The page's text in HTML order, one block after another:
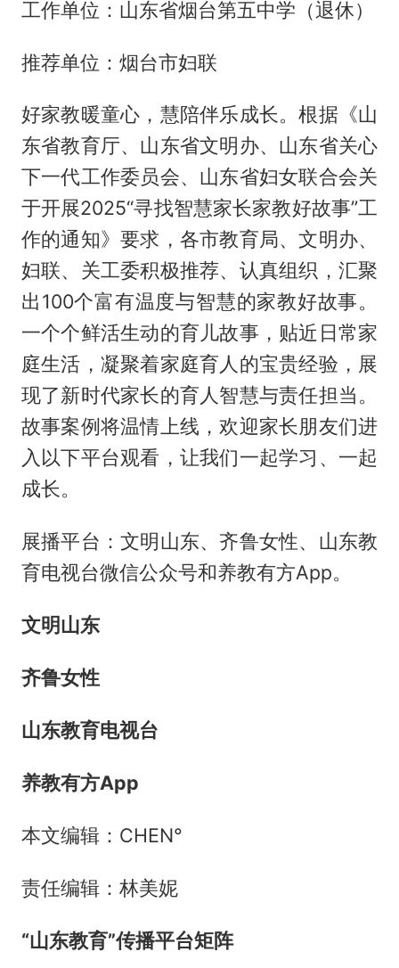
工作单位：山东省烟台第五中学（退休）
推荐单位：烟台市妇联
好家教暖童心，慧陪伴乐成长。根据《山
东省教育厅、山东省文明办、山东省关心
下一代工作委员会、山东省妇女联合会关
于开展2025“寻找智慧家长家教好故事”工
作的通知》要求，各市教育局、文明办、
妇联、关工委积极推荐、认真组织，汇聚
出100个富有温度与智慧的家教好故事。
一个个鲜活生动的育儿故事，贴近日常家
庭生活，凝聚着家庭育人的宝贵经验，展
现了新时代家长的育人智慧与责任担当。
故事案例将温情上线，欢迎家长朋友们进
入以下平台观看，让我们一起学习、一起
成长。
展播平台：文明山东、齐鲁女性、山东教
育电视台微信公众号和养教有方App。
文明山东
齐鲁女性
山东教育电视台
养教有方App
本文编辑：CHEN°
责任编辑：林美妮
“山东教育”传播平台矩阵